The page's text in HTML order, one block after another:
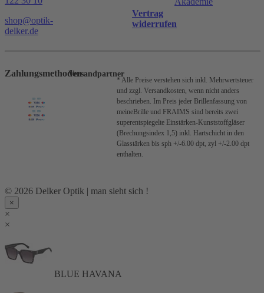
shop@optik-
delker.de
Vertrag
widerrufen
ZahlungsmethodenVersandpartner
* Alle Preise verstehen sich inkl. Mehrwertsteuer
und zzgl. Versandkosten, wenn nicht anders
beschrieben. Im Preis jeder Brillenfassung von
meineBrille und FRAIMS sind bereits zwei
superentspiegelte Einstärken-Kunststoffgläser
(Brechungsindex 1,5) inkl. Hartschicht in den
Glasstärken bis sph +/-6.00 dpt, zyl +/-2.00 dpt
enthalten.
© 2026 Delker Optik | man sieht sich !
×
×
×
BLUE HAVANA